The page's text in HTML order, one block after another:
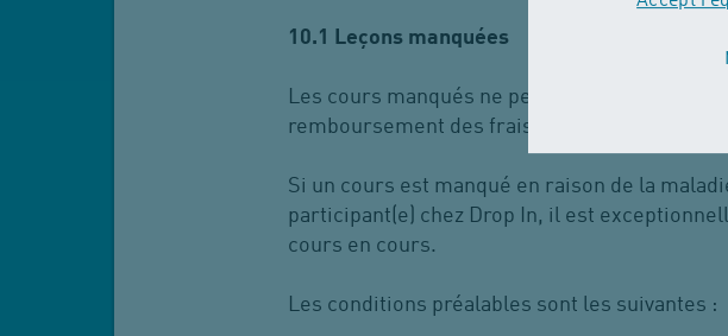
10.1 Leçons manquées
Les cours manqués ne peuvent en principe
remboursement des frais de cours.
Si un cours est manqué en raison de la
participant(e) chez Drop In, il est
cours en cours.
Les conditions préalables sont les suivantes :